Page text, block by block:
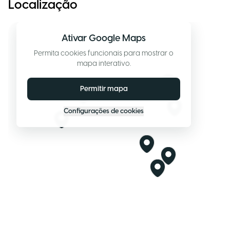
Localização
Ativar Google Maps
Permita cookies funcionais para mostrar o
mapa interativo.
Permitir mapa
Configurações de cookies